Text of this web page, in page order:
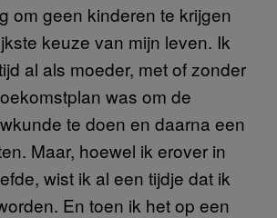
om geen kinderen te krijgen
keuze van mijn leven. Ik
al als moeder, met of zonder
was om de
te doen en daarna een
Maar, hoewel ik erover in
wist ik al een tijdje dat ik
En toen ik het op een